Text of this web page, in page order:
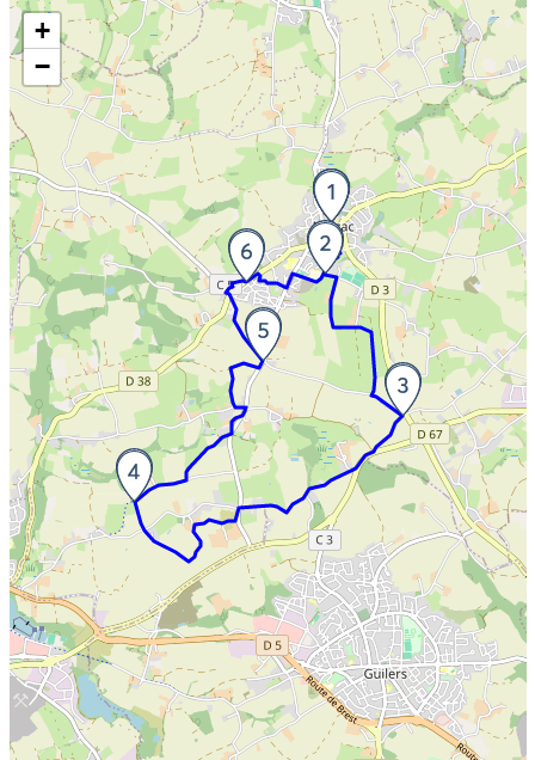
Ne pas consulter la carte et aller directement aux
informations
+
−